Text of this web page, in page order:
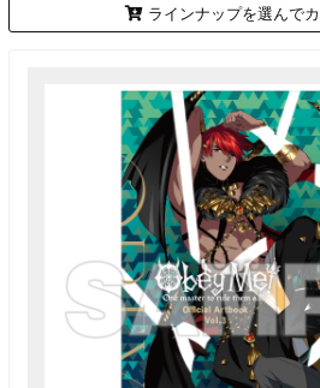
ラインナップを選んで